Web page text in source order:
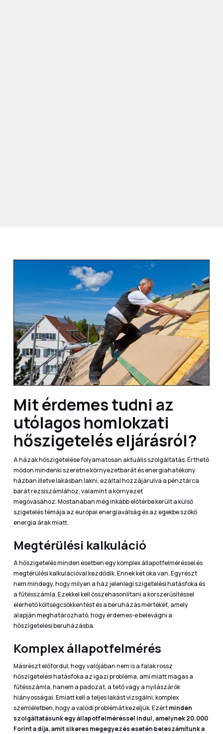
Mit érdemes tudni az
utólagos homlokzati
hőszigetelés eljárásról?
A házak hőszigetelése folyamatosan aktuális szolgáltatás. Érthető
módon mindenki szeretne környezetbarát és energiahatékony
házban illetve lakásban lakni, ezáltal hozzájárulva a pénztárca
barát rezsiszámlához, valamint a környezet
megóvásához. Mostanában még inkább előtérbe került a külső
szigetelés témája az európai energiaválság és az egekbe szökő
energia árak miatt.
Megtérülési kalkuláció
A hőszigetelés minden esetben egy komplex állapotfelméréssel és
megtérülési kalkulációval kezdődik. Ennek két oka van. Egyrészt
nem mindegy, hogy milyen a ház jelenlegi szigetelési hatásfoka és
a fűtésszámla. Ezekkel kell összehasonlítani a korszerűsítéssel
elérhető költségcsökkentést és a beruházás mértékét, amely
alapján meghatározható, hogy érdemes-e belevágni a
hőszigetelési beruházásba.
Komplex állapotfelmérés
Másrészt előfordul, hogy valójában nem is a falak rossz
hőszigetelési hatásfoka az igazi probléma, ami miatt magas a
fűtésszámla, hanem a padozat, a tető vagy a nyílászárók
hiányosságai. Emiatt kell a teljes lakást vizsgálni, komplex
szemléletben, hogy a valódi problémát kezeljük. Ezértminden
szolgáltatásunk egy állapotfelméréssel indul, amelynek 20.000
Forint a díja, amit sikeres megegyezés esetén beleszámítunk a